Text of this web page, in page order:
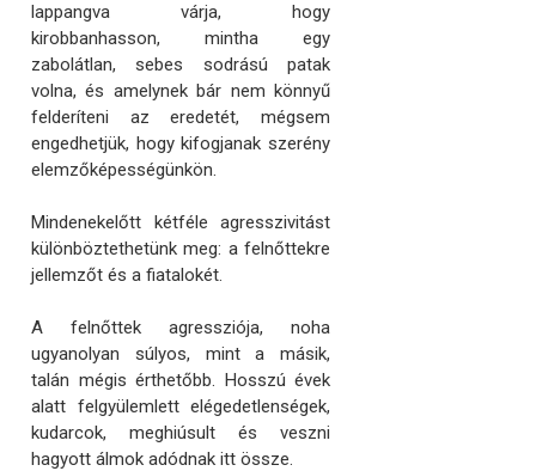
lappangva várja, hogy
kirobbanhasson, mintha egy
zabolátlan, sebes sodrású patak
volna, és amelynek bár nem könnyű
felderíteni az eredetét, mégsem
engedhetjük, hogy kifogjanak szerény
elemzőképességünkön.
Mindenekelőtt kétféle agresszivitást
különböztethetünk meg: a felnőttekre
jellemzőt és a fiatalokét.
A felnőttek agressziója, noha
ugyanolyan súlyos, mint a másik,
talán mégis érthetőbb. Hosszú évek
alatt felgyülemlett elégedetlenségek,
kudarcok, meghiúsult és veszni
hagyott álmok adódnak itt össze.